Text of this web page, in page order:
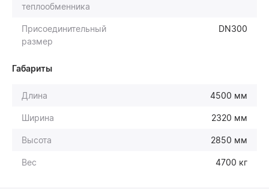
теплообменника
Присоединительный
размер
DN300
Габариты
Длина 4500 мм
Ширина 2320 мм
Высота 2850 мм
Вес 4700 кг